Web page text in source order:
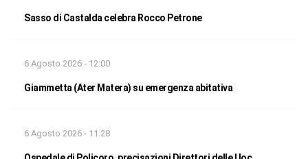
Sasso di Castalda celebra Rocco Petrone
6 Agosto 2026 - 12:00
Giammetta (Ater Matera) su emergenza abitativa
6 Agosto 2026 - 11:28